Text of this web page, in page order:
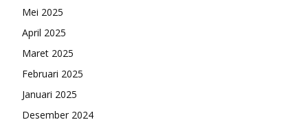
Mei 2025
April 2025
Maret 2025
Februari 2025
Januari 2025
Desember 2024